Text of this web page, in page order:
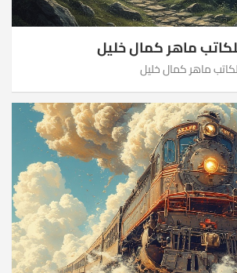
ماهر كمال خليل
ماهر كمال خليل